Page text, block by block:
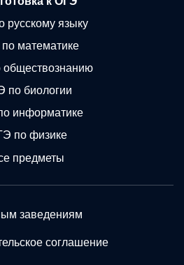
русскому языку
математике
по биологии
информатике
по физике
предметы
заведениям
соглашение